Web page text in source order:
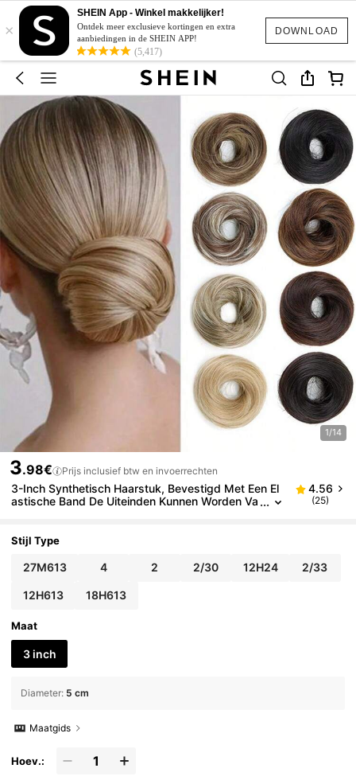
DOWNLOAD
×
SHEIN App - Winkel makkelijker!
Ontdek meer exclusieve kortingen en extra
aanbiedingen in de SHEIN APP!
(5,417)
1/14
3.98€ Prijs inclusief btw en invoerrechten
3-Inch Synthetisch Haarstuk, Bevestigd Met Een El
astische Band De Uiteinden Kunnen Worden Va
4.56
(25)
Stijl Type
27M613 4 2 2/30 12H24 2/33
12H613 18H613
Maat
3 inch
Diameter: 5 cm
Maatgids
Hoev.: